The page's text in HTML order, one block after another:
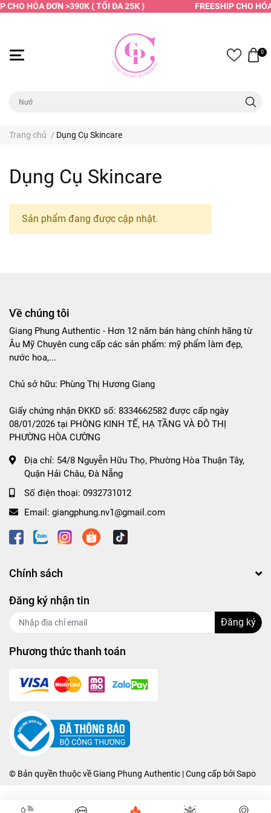
CHO HÓA ĐƠN >390K ( TỐI ĐA 25K ) FREESHIP CHO
0
Trang chủ / Dụng Cụ Skincare
Dụng Cụ Skincare
Sản phẩm đang được cập nhật.
Về chúng tôi
Giang Phung Authentic - Hơn 12 năm bán hàng chính hãng từ
Âu Mỹ Chuyên cung cấp các sản phẩm: mỹ phẩm làm đẹp,
nước hoa,...
Chủ sở hữu: Phùng Thị Hương Giang
Giấy chứng nhận ĐKKD số: 8334662582 được cấp ngày
08/01/2026 tại PHÒNG KINH TẾ, HẠ TẦNG VÀ ĐÔ THỊ
PHƯỜNG HÒA CƯỜNG
Địa chỉ: 54/8 Nguyễn Hữu Thọ, Phường Hòa Thuận Tây,
Quận Hải Châu, Đà Nẵng
Số điện thoại: 0932731012
Email: giangphung.nv1@gmail.com
Chính sách
Đăng ký nhận tin
Đăng ký
Phương thức thanh toán
© Bản quyền thuộc vềGiang Phung Authentic | Cung cấp bởiSapo